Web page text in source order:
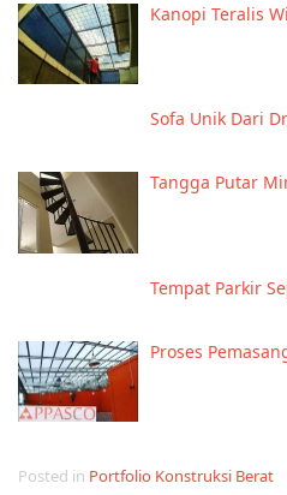
Kanopi Teralis
Sofa Unik Dari
Tangga Putar
Tempat Parkir
Proses
Posted in Portfolio Konstruksi Berat